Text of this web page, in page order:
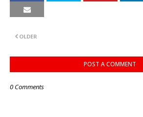
OLDER
POST A COMMENT
0 Comments